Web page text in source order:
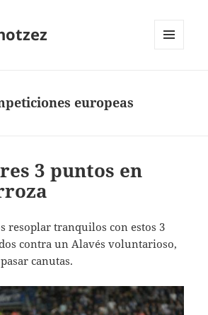
europeas
3 puntos en
resoplar tranquilos con estos 3
contra un Alavés voluntarioso,
canutas.